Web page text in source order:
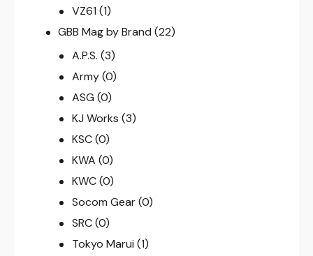
VZ61 (1)
GBB Mag by Brand (22)
A.P.S. (3)
Army (0)
ASG (0)
KJ Works (3)
KSC (0)
KWA (0)
KWC (0)
Socom Gear (0)
SRC (0)
Tokyo Marui (1)